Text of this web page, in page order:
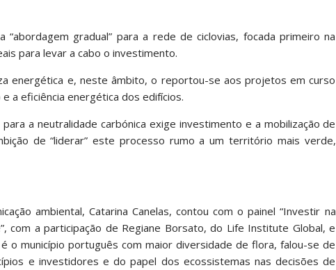
gradual” para a rede de ciclovias, focada primeiro na
para levar a cabo o investimento.
energética e, neste âmbito, o reportou-se aos projetos em curso
a eficiência energética dos edifícios.
a neutralidade carbónica exige investimento e a mobilização de
de “liderar” este processo rumo a um território mais verde,
ambiental, Catarina Canelas, contou com o painel “Investir na
com a participação de Regiane Borsato, do Life Institute Global, e
o município português com maior diversidade de flora, falou-se de
e investidores e do papel dos ecossistemas nas decisões de